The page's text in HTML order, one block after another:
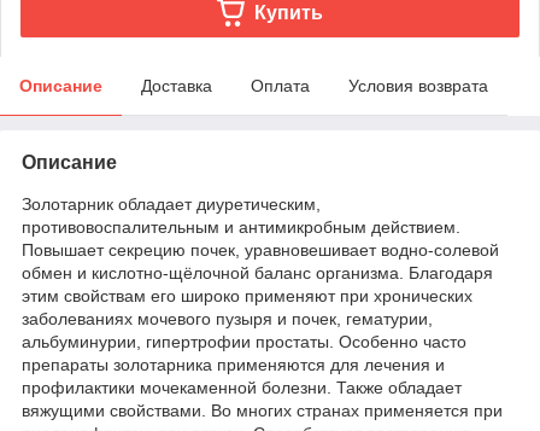
Купить
Описание Доставка Оплата Условия возврата
Описание
Золотарник обладает диуретическим,
противовоспалительным и антимикробным действием.
Повышает секрецию почек, уравновешивает водно-солевой
обмен и кислотно-щёлочной баланс организма. Благодаря
этим свойствам его широко применяют при хронических
заболеваниях мочевого пузыря и почек, гематурии,
альбуминурии, гипертрофии простаты. Особенно часто
препараты золотарника применяются для лечения и
профилактики мочекаменной болезни. Также обладает
вяжущими свойствами. Во многих странах применяется при